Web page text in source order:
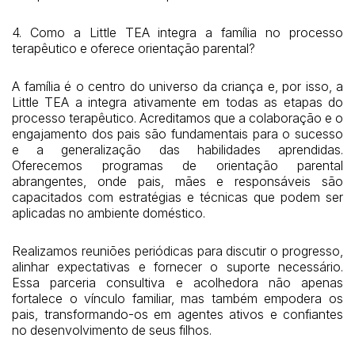
4. Como a Little TEA integra a família no processo
terapêutico e oferece orientação parental?
A família é o centro do universo da criança e, por isso, a
Little TEA a integra ativamente em todas as etapas do
processo terapêutico. Acreditamos que a colaboração e o
engajamento dos pais são fundamentais para o sucesso
e a generalização das habilidades aprendidas.
Oferecemos programas de orientação parental
abrangentes, onde pais, mães e responsáveis são
capacitados com estratégias e técnicas que podem ser
aplicadas no ambiente doméstico.
Realizamos reuniões periódicas para discutir o progresso,
alinhar expectativas e fornecer o suporte necessário.
Essa parceria consultiva e acolhedora não apenas
fortalece o vínculo familiar, mas também empodera os
pais, transformando-os em agentes ativos e confiantes
no desenvolvimento de seus filhos.